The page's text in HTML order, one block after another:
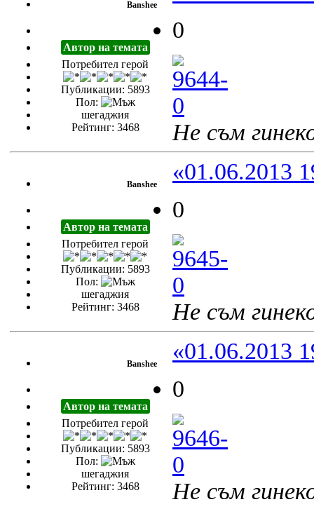
Banshee
Автор на темата
Потребител герой
Публикации: 5893
Пол:
шегаджия
Рейтинг: 3468
0
Не съм
Banshee
Автор на темата
Потребител герой
Публикации: 5893
Пол:
шегаджия
Рейтинг: 3468
«01.06.2013
0
Не съм
Banshee
Автор на темата
Потребител герой
Публикации: 5893
Пол:
шегаджия
Рейтинг: 3468
«01.06.2013
0
Не съм